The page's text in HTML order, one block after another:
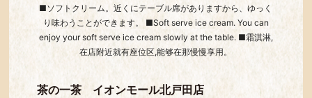
■ソフトクリーム。近くにテーブル席がありますから、ゆっく
り味わうことができます。 ■Soft serve ice cream. You can
enjoy your soft serve ice cream slowly at the table. ■霜淇淋,
在店附近就有座位区,能够在那慢慢享用。
茶の一茶 イオンモール北戸田店